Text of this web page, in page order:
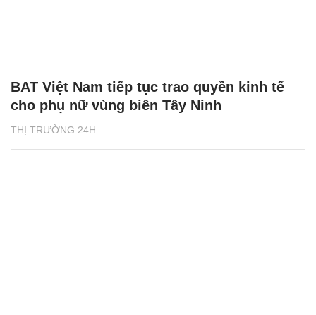
THỊ TRƯỜNG 24H
BAT Việt Nam tiếp tục trao quyền kinh tế
cho phụ nữ vùng biên Tây Ninh